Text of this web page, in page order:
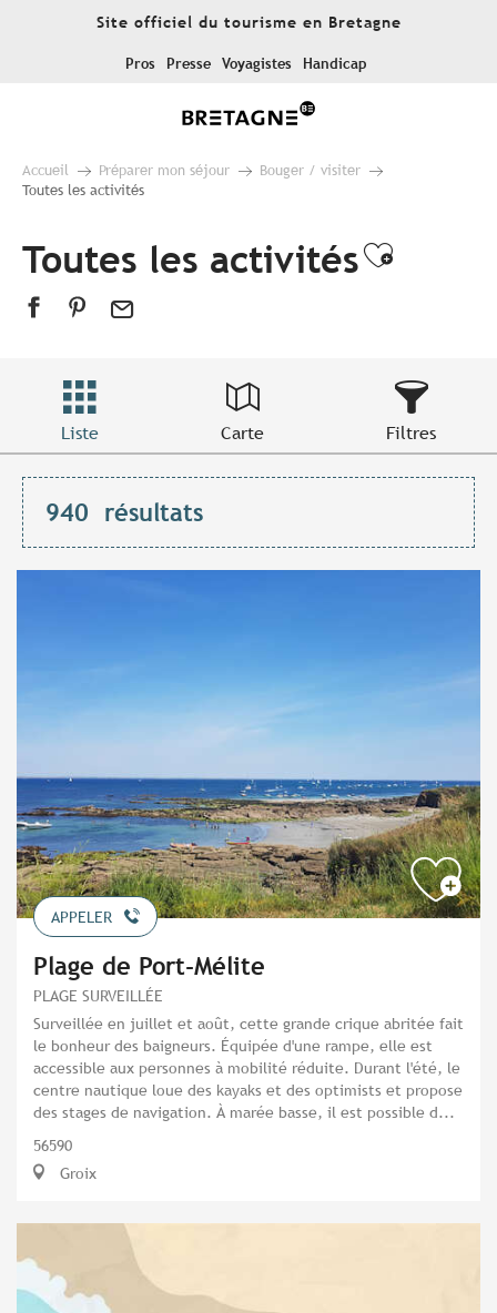
Site officiel du tourisme en Bretagne
Pros Presse Voyagistes Handicap
Accueil Préparer mon séjour
Bouger / visiter
Toutes les activités
Toutes les activités
Liste Carte Filtres
940 résultats
APPELER
Plage de Port-Mélite
PLAGE SURVEILLÉE
Surveillée en juillet et août, cette grande crique abritée fait
le bonheur des baigneurs. Équipée d'une rampe, elle est
accessible aux personnes à mobilité réduite. Durant l'été, le
centre nautique loue des kayaks et des optimists et propose
des stages de navigation. À marée basse, il est possible d...
56590
Groix